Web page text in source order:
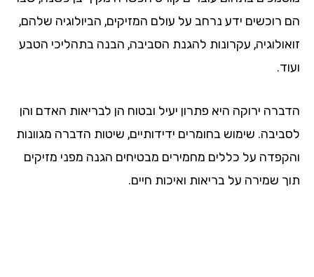
הם רוכשים ידע נרחב על עולם המזיקים, הביולוגיה שלהם,
זואולוגיה, עקרונות להגנת הסביבה, הבנה בתהליכי הטבע
ועוד.
הדברה ירוקה היא פתרון יעיל ובטוח הן לבריאות האדם והן
לסביבה. שימוש בחומרים ידידותיים, שיטות הדברה מגוונות
והקפדה על כללים מחמירים מבטיחים הגנה מפני מזיקים
תוך שמירה על בריאות ואיכות חיים.